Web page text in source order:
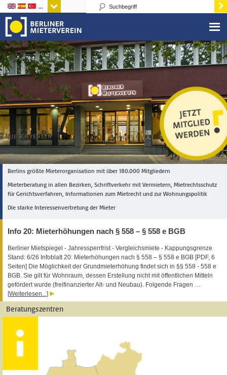
Sprachen
Berlins größte Mieterorganisation mit über 180.000 Mitgliedern
Mieterberatung in allen Bezirken, Schriftverkehr mit Vermietern, Mietrechtsschutz
für Gerichtsverfahren, Informationen zum Mietrecht und zur Wohnungspolitik
Die starke Interessenvertretung der Mieter
Info 20: Mieterhöhungen nach § 558 – § 558 e BGB
Berliner Mietspiegel - Jahressperrfrist - Vergleichsmiete - Kappungsgrenze
Stand: 6/26 Infoblatt 20: Mieterhöhungen nach § 558 – § 558 e BGB [PDF, 6
Seiten] Die Möglichkeit der Grundmieterhöhung findet sich in §§ 558 - 558 e
BGB. Sie gilt für Wohnraum, dessen Erstellung nicht mit öffentlichen Mitteln
gefördert wurde (freifinanzierter Alt- und Neubau). Folgende Fragen …
[Weiterlesen...]
Beratungszentren